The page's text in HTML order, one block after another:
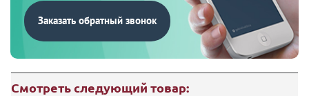
Заказать обратный звонок
Смотреть следующий товар: